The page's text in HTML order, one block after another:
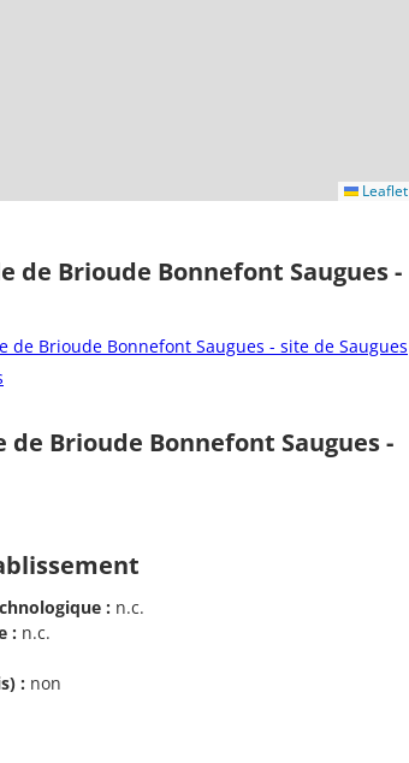
Leaflet
de Brioude Bonnefont Saugues -
de Brioude Bonnefont Saugues - site de Saugues
Brioude Bonnefont Saugues -
: n.c.
: n.c.
: non